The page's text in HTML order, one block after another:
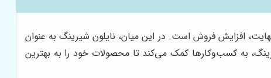
افزایش فروش است. در این میان، نایلون شیرینگ به عنوان
به کسب‌وکارها کمک می‌کند تا محصولات خود را به بهترین